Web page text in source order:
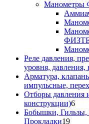
Реле давления,
уровня, давления,
Арматура,
импульсные,
Отборы давления
конструкции)66
Бобышки,
Прокладки1919